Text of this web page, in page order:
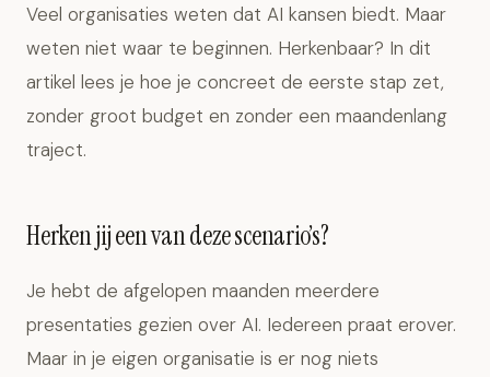
Veel organisaties weten dat AI kansen biedt. Maar
weten niet waar te beginnen. Herkenbaar? In dit
artikel lees je hoe je concreet de eerste stap zet,
zonder groot budget en zonder een maandenlang
traject.
Herken jij een van deze scenario’s?
Je hebt de afgelopen maanden meerdere
presentaties gezien over AI. Iedereen praat erover.
Maar in je eigen organisatie is er nog niets